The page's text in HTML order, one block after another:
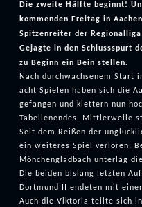
Die zweite Hälfte beginnt!
kommenden Freitag in
Spitzenreiter der
Gejagte in den Schlussspurt
zu Beginn ein Bein stellen.
Nach durchwachsenem Start
acht Spielen haben sich die
gefangen und klettern nun
Tabellenendes. Mittlerweile
Seit dem Reißen der
ein weiteres Spiel verloren:
Mönchengladbach unterlag
Die beiden bislang letzten
Dortmund II endeten mit
Auch die Viktoria teilte sich